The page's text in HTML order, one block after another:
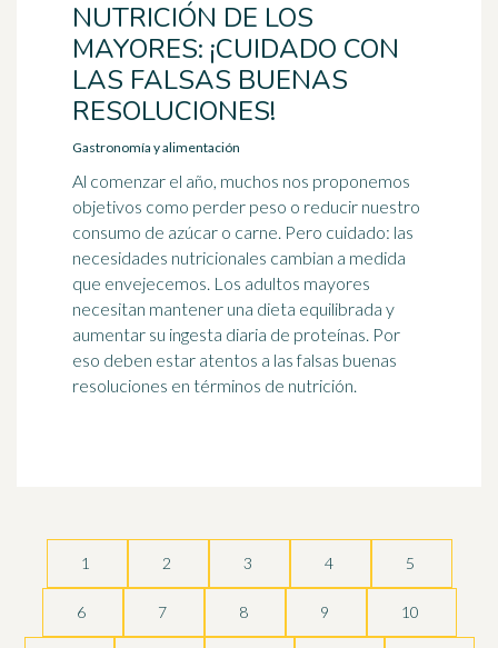
NUTRICIÓN DE LOS
MAYORES: ¡CUIDADO CON
LAS FALSAS BUENAS
RESOLUCIONES!
Gastronomía y alimentación
Al comenzar el año, muchos nos proponemos
objetivos como perder peso o reducir nuestro
consumo de azúcar o carne. Pero cuidado: las
necesidades nutricionales cambian a medida
que envejecemos. Los adultos mayores
necesitan mantener una dieta equilibrada y
aumentar su ingesta diaria de proteínas. Por
eso deben estar atentos a las falsas buenas
resoluciones en términos de nutrición.
1 2 3 4 5
6 7 8 9 10